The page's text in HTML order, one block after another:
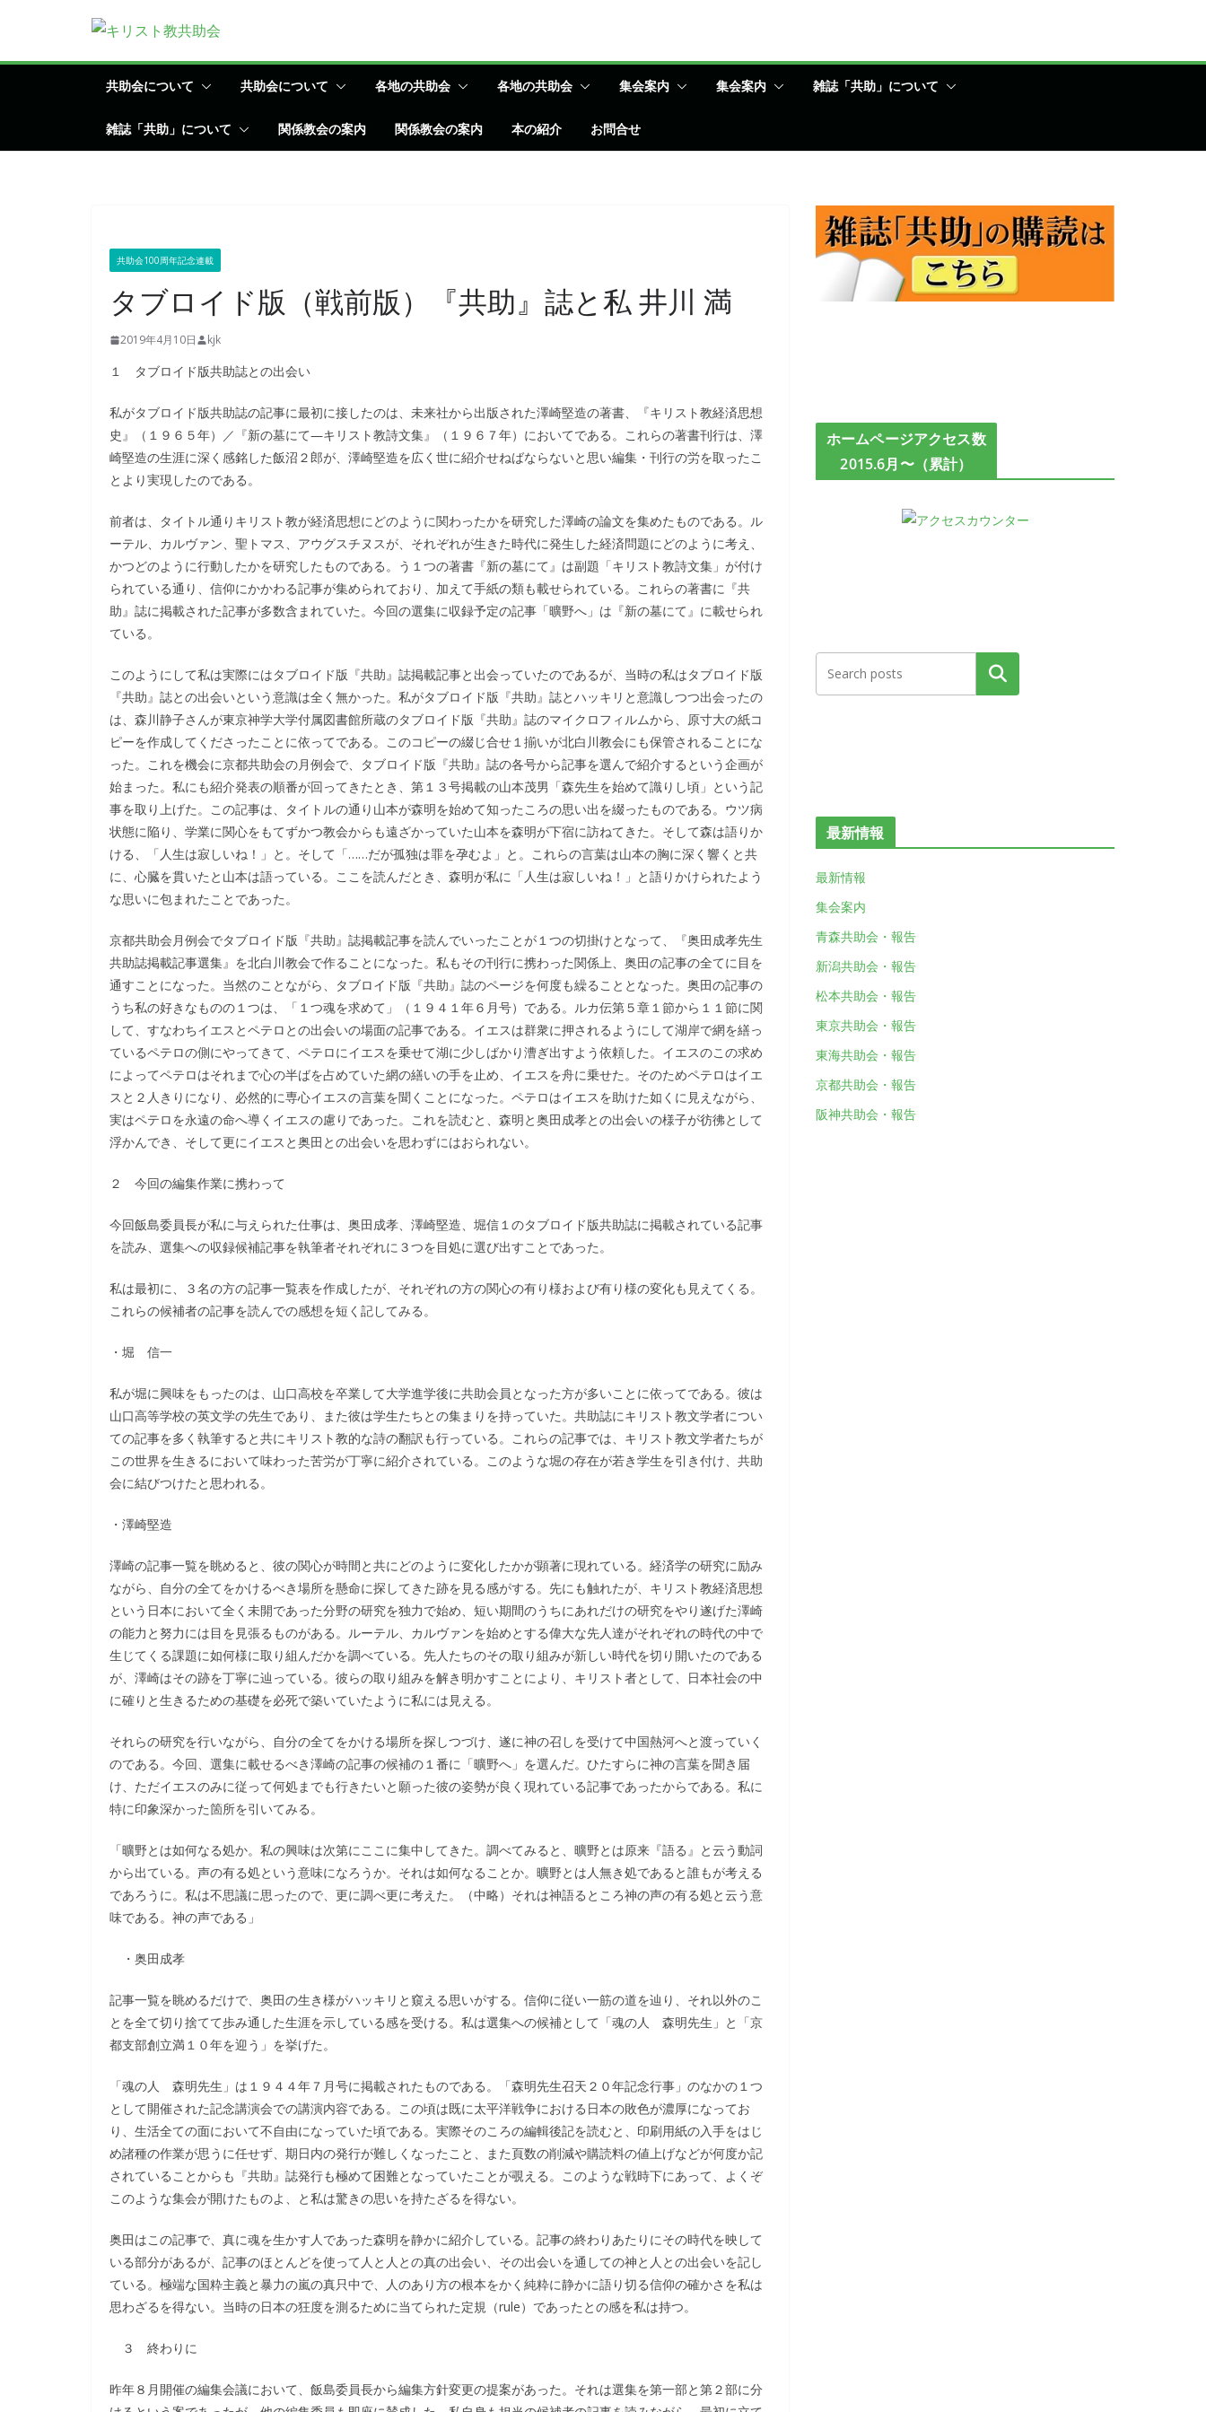
テ
共助会について 共助会について 各地の共助会 各地の共助会 集会案内 集会案内 雑誌「共助」について
雑誌「共助」について 関係教会の案内 関係教会の案内 本の紹介 お問合せ
共助会100周年記念連載
タブロイド版（戦前版）『共助』誌と私 井川 満
2019年4月10日 kjk
１ タブロイド版共助誌との出会い
私がタブロイド版共助誌の記事に最初に接したのは、未来社から出版された澤崎堅造の著書、『キリスト教経済思想
史』（１９６５年）／『新の墓にて―キリスト教詩文集』（１９６７年）においてである。これらの著書刊行は、澤
崎堅造の生涯に深く感銘した飯沼２郎が、澤崎堅造を広く世に紹介せねばならないと思い編集・刊行の労を取ったこ
とより実現したのである。
前者は、タイトル通りキリスト教が経済思想にどのように関わったかを研究した澤崎の論文を集めたものである。ル
ーテル、カルヴァン、聖トマス、アウグスチヌスが、それぞれが生きた時代に発生した経済問題にどのように考え、
かつどのように行動したかを研究したものである。う１つの著書『新の墓にて』は副題「キリスト教詩文集」が付け
られている通り、信仰にかかわる記事が集められており、加えて手紙の類も載せられている。これらの著書に『共
助』誌に掲載された記事が多数含まれていた。今回の選集に収録予定の記事「曠野へ」は『新の墓にて』に載せられ
ている。
このようにして私は実際にはタブロイド版『共助』誌掲載記事と出会っていたのであるが、当時の私はタブロイド版
『共助』誌との出会いという意識は全く無かった。私がタブロイド版『共助』誌とハッキリと意識しつつ出会ったの
は、森川静子さんが東京神学大学付属図書館所蔵のタブロイド版『共助』誌のマイクロフィルムから、原寸大の紙コ
ピーを作成してくださったことに依ってである。このコピーの綴じ合せ１揃いが北白川教会にも保管されることにな
った。これを機会に京都共助会の月例会で、タブロイド版『共助』誌の各号から記事を選んで紹介するという企画が
始まった。私にも紹介発表の順番が回ってきたとき、第１３号掲載の山本茂男「森先生を始めて識りし頃」という記
事を取り上げた。この記事は、タイトルの通り山本が森明を始めて知ったころの思い出を綴ったものである。ウツ病
状態に陥り、学業に関心をもてずかつ教会からも遠ざかっていた山本を森明が下宿に訪ねてきた。そして森は語りか
ける、「人生は寂しいね！」と。そして「……だが孤独は罪を孕むよ」と。これらの言葉は山本の胸に深く響くと共
に、心臓を貫いたと山本は語っている。ここを読んだとき、森明が私に「人生は寂しいね！」と語りかけられたよう
な思いに包まれたことであった。
京都共助会月例会でタブロイド版『共助』誌掲載記事を読んでいったことが１つの切掛けとなって、『奥田成孝先生
共助誌掲載記事選集』を北白川教会で作ることになった。私もその刊行に携わった関係上、奥田の記事の全てに目を
通すことになった。当然のことながら、タブロイド版『共助』誌のページを何度も繰ることとなった。奥田の記事の
うち私の好きなものの１つは、「１つ魂を求めて」（１９４１年６月号）である。ルカ伝第５章１節から１１節に関
して、すなわちイエスとペテロとの出会いの場面の記事である。イエスは群衆に押されるようにして湖岸で網を繕っ
ているペテロの側にやってきて、ペテロにイエスを乗せて湖に少しばかり漕ぎ出すよう依頼した。イエスのこの求め
によってペテロはそれまで心の半ばを占めていた網の繕いの手を止め、イエスを舟に乗せた。そのためペテロはイエ
スと２人きりになり、必然的に専心イエスの言葉を聞くことになった。ペテロはイエスを助けた如くに見えながら、
実はペテロを永遠の命へ導くイエスの慮りであった。これを読むと、森明と奥田成孝との出会いの様子が彷彿として
浮かんでき、そして更にイエスと奥田との出会いを思わずにはおられない。
２ 今回の編集作業に携わって
今回飯島委員長が私に与えられた仕事は、奥田成孝、澤崎堅造、堀信１のタブロイド版共助誌に掲載されている記事
を読み、選集への収録候補記事を執筆者それぞれに３つを目処に選び出すことであった。
私は最初に、３名の方の記事一覧表を作成したが、それぞれの方の関心の有り様および有り様の変化も見えてくる。
これらの候補者の記事を読んでの感想を短く記してみる。
・堀 信一
私が堀に興味をもったのは、山口高校を卒業して大学進学後に共助会員となった方が多いことに依ってである。彼は
山口高等学校の英文学の先生であり、また彼は学生たちとの集まりを持っていた。共助誌にキリスト教文学者につい
ての記事を多く執筆すると共にキリスト教的な詩の翻訳も行っている。これらの記事では、キリスト教文学者たちが
この世界を生きるにおいて味わった苦労が丁寧に紹介されている。このような堀の存在が若き学生を引き付け、共助
会に結びつけたと思われる。
・澤崎堅造
澤崎の記事一覧を眺めると、彼の関心が時間と共にどのように変化したかが顕著に現れている。経済学の研究に励み
ながら、自分の全てをかけるべき場所を懸命に探してきた跡を見る感がする。先にも触れたが、キリスト教経済思想
という日本において全く未開であった分野の研究を独力で始め、短い期間のうちにあれだけの研究をやり遂げた澤崎
の能力と努力には目を見張るものがある。ルーテル、カルヴァンを始めとする偉大な先人達がそれぞれの時代の中で
生じてくる課題に如何様に取り組んだかを調べている。先人たちのその取り組みが新しい時代を切り開いたのである
が、澤崎はその跡を丁寧に辿っている。彼らの取り組みを解き明かすことにより、キリスト者として、日本社会の中
に確りと生きるための基礎を必死で築いていたように私には見える。
それらの研究を行いながら、自分の全てをかける場所を探しつづけ、遂に神の召しを受けて中国熱河へと渡っていく
のである。今回、選集に載せるべき澤崎の記事の候補の１番に「曠野へ」を選んだ。ひたすらに神の言葉を聞き届
け、ただイエスのみに従って何処までも行きたいと願った彼の姿勢が良く現れている記事であったからである。私に
特に印象深かった箇所を引いてみる。
「曠野とは如何なる処か。私の興味は次第にここに集中してきた。調べてみると、曠野とは原来『語る』と云う動詞
から出ている。声の有る処という意味になろうか。それは如何なることか。曠野とは人無き処であると誰もが考える
であろうに。私は不思議に思ったので、更に調べ更に考えた。（中略）それは神語るところ神の声の有る処と云う意
味である。神の声である」
・奥田成孝
記事一覧を眺めるだけで、奥田の生き様がハッキリと窺える思いがする。信仰に従い一筋の道を辿り、それ以外のこ
とを全て切り捨てて歩み通した生涯を示している感を受ける。私は選集への候補として「魂の人 森明先生」と「京
都支部創立満１０年を迎う」を挙げた。
「魂の人 森明先生」は１９４４年７月号に掲載されたものである。「森明先生召天２０年記念行事」のなかの１つ
として開催された記念講演会での講演内容である。この頃は既に太平洋戦争における日本の敗色が濃厚になってお
り、生活全ての面において不自由になっていた頃である。実際そのころの編輯後記を読むと、印刷用紙の入手をはじ
め諸種の作業が思うに任せず、期日内の発行が難しくなったこと、また頁数の削減や購読料の値上げなどが何度か記
されていることからも『共助』誌発行も極めて困難となっていたことが覗える。このような戦時下にあって、よくぞ
このような集会が開けたものよ、と私は驚きの思いを持たざるを得ない。
奥田はこの記事で、真に魂を生かす人であった森明を静かに紹介している。記事の終わりあたりにその時代を映して
いる部分があるが、記事のほとんどを使って人と人との真の出会い、その出会いを通しての神と人との出会いを記し
ている。極端な国粋主義と暴力の嵐の真只中で、人のあり方の根本をかく純粋に静かに語り切る信仰の確かさを私は
思わざるを得ない。当時の日本の狂度を測るために当てられた定規（rule）であったとの感を私は持つ。
３ 終わりに
昨年８月開催の編集会議において、飯島委員長から編集方針変更の提案があった。それは選集を第一部と第２部に分
ホームページアクセス数
2015.6月〜（累計）
検索
最新情報
最新情報
集会案内
青森共助会・報告
新潟共助会・報告
松本共助会・報告
東京共助会・報告
東海共助会・報告
京都共助会・報告
阪神共助会・報告